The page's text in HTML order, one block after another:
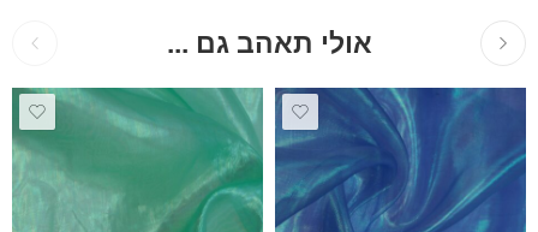
אולי תאהב גם ...